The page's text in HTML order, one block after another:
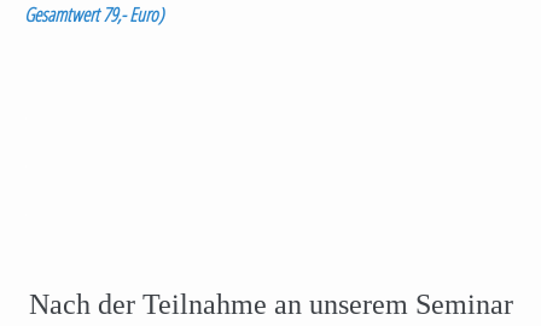
Gesamtwert 79,- Euro)
Nach der Teilnahme an unserem Seminar